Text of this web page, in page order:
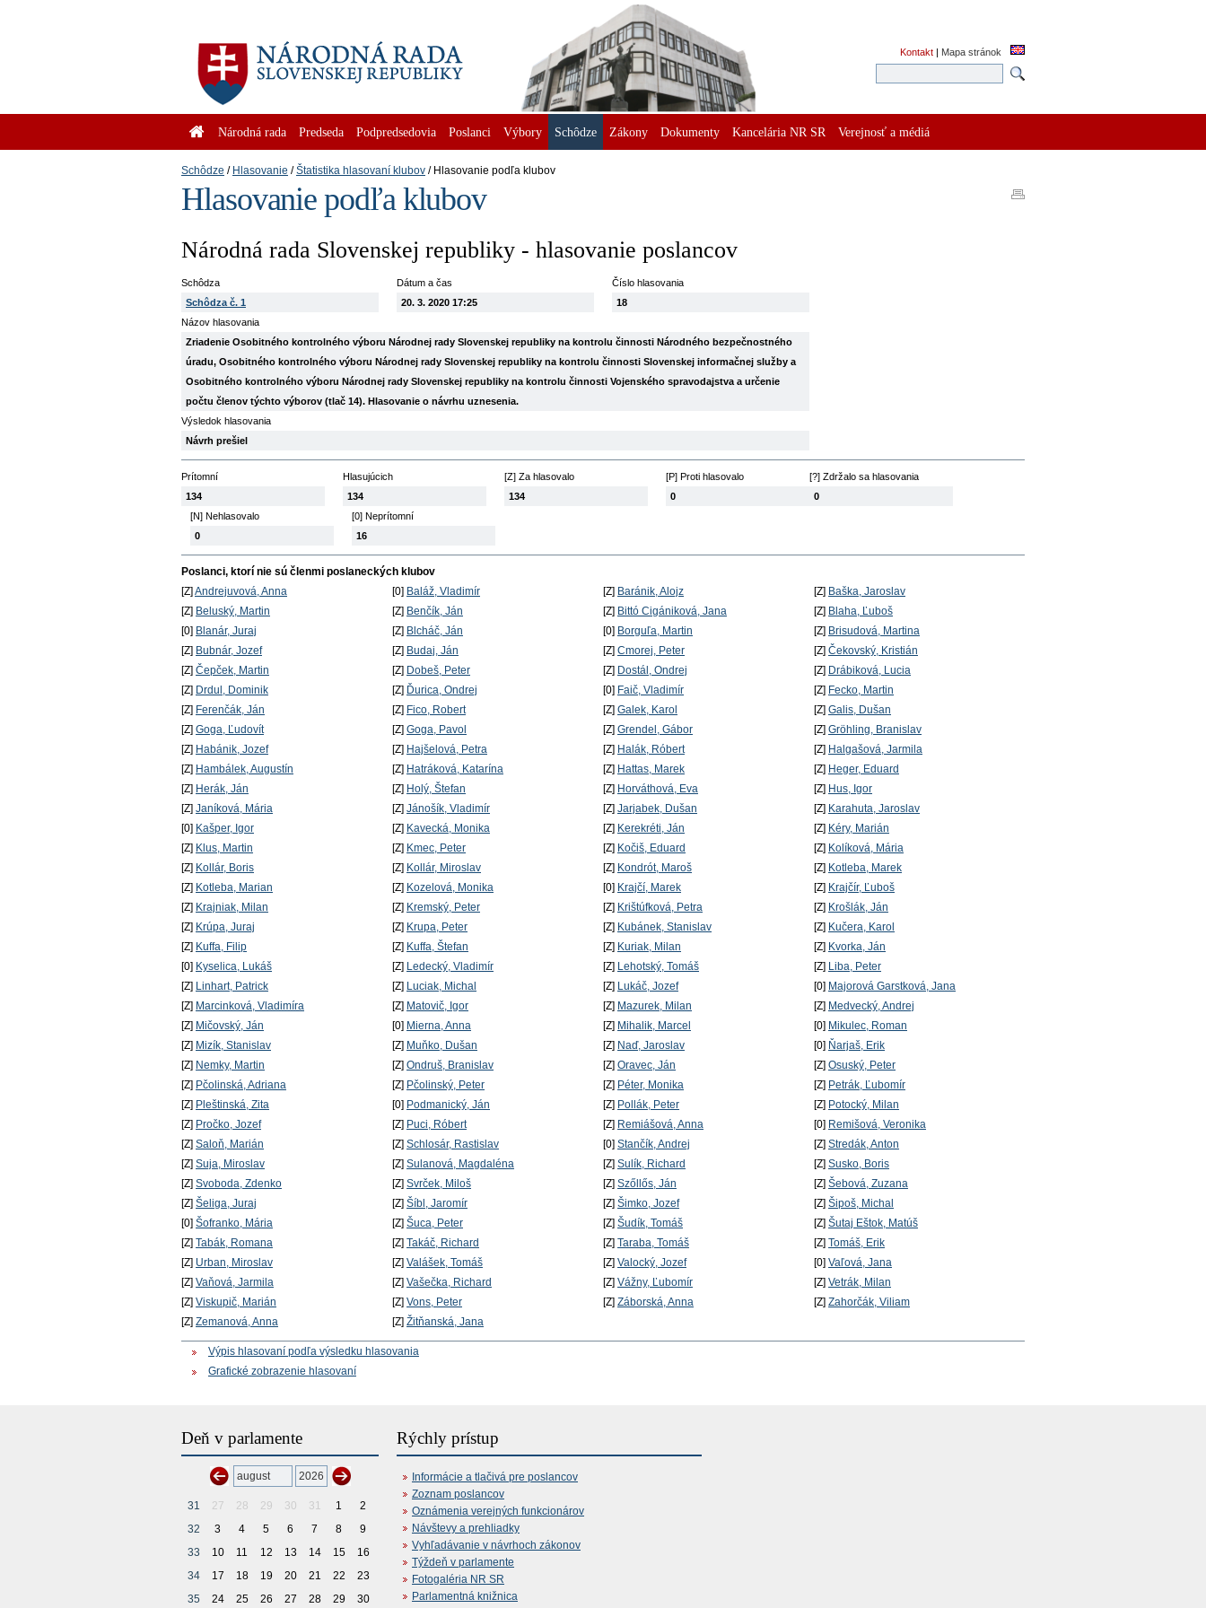
Kontakt | Mapa stránok
Národná rada Predseda Podpredsedovia Poslanci Výbory Schôdze Zákony Dokumenty Kancelária NR SR Verejnosť a médiá
Schôdze Hlasovanie Štatistika hlasovaní klubov Hlasovanie podľa klubov
Hlasovanie podľa klubov
Národná rada Slovenskej republiky - hlasovanie poslancov
Schôdza
Schôdza č. 1
Dátum a čas
20. 3. 2020 17:25
Číslo hlasovania
18
Názov hlasovania
Zriadenie Osobitného kontrolného výboru Národnej rady Slovenskej republiky na kontrolu činnosti Národného bezpečnostného
úradu, Osobitného kontrolného výboru Národnej rady Slovenskej republiky na kontrolu činnosti Slovenskej informačnej služby a
Osobitného kontrolného výboru Národnej rady Slovenskej republiky na kontrolu činnosti Vojenského spravodajstva a určenie
počtu členov týchto výborov (tlač 14). Hlasovanie o návrhu uznesenia.
Výsledok hlasovania
Návrh prešiel
Prítomní
134
Hlasujúcich
134
[Z] Za hlasovalo
134
[P] Proti hlasovalo
0
[?] Zdržalo sa hlasovania
0
[N] Nehlasovalo
0
[0] Neprítomní
16
Poslanci, ktorí nie sú členmi poslaneckých klubov
[Z] Andrejuvová, Anna [0] Baláž, Vladimír [Z] Baránik, Alojz [Z] Baška, Jaroslav
[Z] Beluský, Martin [Z] Benčík, Ján [Z] Bittó Cigániková, Jana [Z] Blaha, Ľuboš
[0] Blanár, Juraj [Z] Blcháč, Ján [0] Borguľa, Martin [Z] Brisudová, Martina
[Z] Bubnár, Jozef [Z] Budaj, Ján [Z] Cmorej, Peter [Z] Čekovský, Kristián
[Z] Čepček, Martin [Z] Dobeš, Peter [Z] Dostál, Ondrej [Z] Drábiková, Lucia
[Z] Drdul, Dominik [Z] Ďurica, Ondrej [0] Faič, Vladimír [Z] Fecko, Martin
[Z] Ferenčák, Ján [Z] Fico, Robert [Z] Galek, Karol [Z] Galis, Dušan
[Z] Goga, Ľudovít [Z] Goga, Pavol [Z] Grendel, Gábor [Z] Gröhling, Branislav
[Z] Habánik, Jozef [Z] Hajšelová, Petra [Z] Halák, Róbert [Z] Halgašová, Jarmila
[Z] Hambálek, Augustín [Z] Hatráková, Katarína [Z] Hattas, Marek [Z] Heger, Eduard
[Z] Herák, Ján [Z] Holý, Štefan [Z] Horváthová, Eva [Z] Hus, Igor
[Z] Janíková, Mária [Z] Jánošík, Vladimír [Z] Jarjabek, Dušan [Z] Karahuta, Jaroslav
[0] Kašper, Igor [Z] Kavecká, Monika [Z] Kerekréti, Ján [Z] Kéry, Marián
[Z] Klus, Martin [Z] Kmec, Peter [Z] Kočiš, Eduard [Z] Kolíková, Mária
[Z] Kollár, Boris [Z] Kollár, Miroslav [Z] Kondrót, Maroš [Z] Kotleba, Marek
[Z] Kotleba, Marian [Z] Kozelová, Monika [0] Krajčí, Marek [Z] Krajčír, Ľuboš
[Z] Krajniak, Milan [Z] Kremský, Peter [Z] Krištúfková, Petra [Z] Krošlák, Ján
[Z] Krúpa, Juraj [Z] Krupa, Peter [Z] Kubánek, Stanislav [Z] Kučera, Karol
[Z] Kuffa, Filip [Z] Kuffa, Štefan [Z] Kuriak, Milan [Z] Kvorka, Ján
[0] Kyselica, Lukáš [Z] Ledecký, Vladimír [Z] Lehotský, Tomáš [Z] Liba, Peter
[Z] Linhart, Patrick [Z] Luciak, Michal [Z] Lukáč, Jozef [0] Majorová Garstková, Jana
[Z] Marcinková, Vladimíra [Z] Matovič, Igor [Z] Mazurek, Milan [Z] Medvecký, Andrej
[Z] Mičovský, Ján [0] Mierna, Anna [Z] Mihalik, Marcel [0] Mikulec, Roman
[Z] Mizík, Stanislav [Z] Muňko, Dušan [Z] Naď, Jaroslav [0] Ňarjaš, Erik
[Z] Nemky, Martin [Z] Ondruš, Branislav [Z] Oravec, Ján [Z] Osuský, Peter
[Z] Pčolinská, Adriana [Z] Pčolinský, Peter [Z] Péter, Monika [Z] Petrák, Ľubomír
[Z] Pleštinská, Zita [0] Podmanický, Ján [Z] Pollák, Peter [Z] Potocký, Milan
[Z] Pročko, Jozef [Z] Puci, Róbert [Z] Remiášová, Anna [0] Remišová, Veronika
[Z] Saloň, Marián [Z] Schlosár, Rastislav [0] Stančík, Andrej [Z] Stredák, Anton
[Z] Suja, Miroslav [Z] Sulanová, Magdaléna [Z] Sulík, Richard [Z] Susko, Boris
[Z] Svoboda, Zdenko [Z] Svrček, Miloš [Z] Szőllős, Ján [Z] Šebová, Zuzana
[Z] Šeliga, Juraj [Z] Šíbl, Jaromír [Z] Šimko, Jozef [Z] Šipoš, Michal
[0] Šofranko, Mária [Z] Šuca, Peter [Z] Šudík, Tomáš [Z] Šutaj Eštok, Matúš
[Z] Tabák, Romana [Z] Takáč, Richard [Z] Taraba, Tomáš [Z] Tomáš, Erik
[Z] Urban, Miroslav [Z] Valášek, Tomáš [Z] Valocký, Jozef [0] Vaľová, Jana
[Z] Vaňová, Jarmila [Z] Vašečka, Richard [Z] Vážny, Ľubomír [Z] Vetrák, Milan
[Z] Viskupič, Marián [Z] Vons, Peter [Z] Záborská, Anna [Z] Zahorčák, Viliam
[Z] Zemanová, Anna [Z] Žitňanská, Jana
Výpis hlasovaní podľa výsledku hlasovania
Grafické zobrazenie hlasovaní
Deň v parlamente
31 27 28 29 30 31 1
2
32
3 4 5 6 7 8
9
33
10 11 12 13 14 15
16
34
17 18 19 20 21 22
23
35
24 25 26 27 28 29 30
Rýchly prístup
Informácie a tlačivá pre poslancov
Zoznam poslancov
Oznámenia verejných funkcionárov
Návštevy a prehliadky
Vyhľadávanie v návrhoch zákonov
Týždeň v parlamente
Fotogaléria NR SR
Parlamentná knižnica